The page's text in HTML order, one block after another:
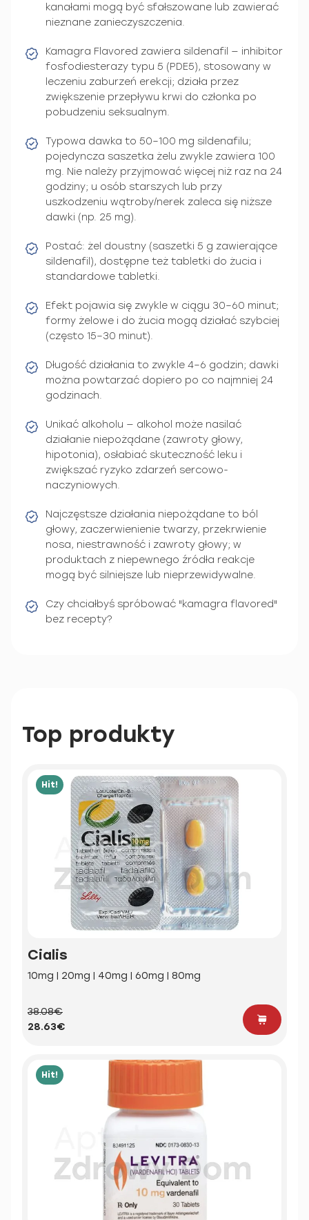
kanałami mogą być sfałszowane lub zawierać
nieznane zanieczyszczenia.
Kamagra Flavored zawiera sildenafil — inhibitor
fosfodiesterazy typu 5 (PDE5), stosowany w
leczeniu zaburzeń erekcji; działa przez
zwiększenie przepływu krwi do członka po
pobudzeniu seksualnym.
Typowa dawka to 50–100 mg sildenafilu;
pojedyncza saszetka żelu zwykle zawiera 100
mg. Nie należy przyjmować więcej niż raz na 24
godziny; u osób starszych lub przy
uszkodzeniu wątroby/nerek zaleca się niższe
dawki (np. 25 mg).
Postać: żel doustny (saszetki 5 g zawierające
sildenafil), dostępne też tabletki do żucia i
standardowe tabletki.
Efekt pojawia się zwykle w ciągu 30–60 minut;
formy żelowe i do żucia mogą działać szybciej
(często 15–30 minut).
Długość działania to zwykle 4–6 godzin; dawki
można powtarzać dopiero po co najmniej 24
godzinach.
Unikać alkoholu — alkohol może nasilać
działanie niepożądane (zawroty głowy,
hipotonia), osłabiać skuteczność leku i
zwiększać ryzyko zdarzeń sercowo-
naczyniowych.
Najczęstsze działania niepożądane to ból
głowy, zaczerwienienie twarzy, przekrwienie
nosa, niestrawność i zawroty głowy; w
produktach z niepewnego źródła reakcje
mogą być silniejsze lub nieprzewidywalne.
Czy chciałbyś spróbować "kamagra flavored"
bez recepty?
Top produkty
Hit!
Cialis
10mg | 20mg | 40mg | 60mg | 80mg
38.08€
28.63€
Hit!